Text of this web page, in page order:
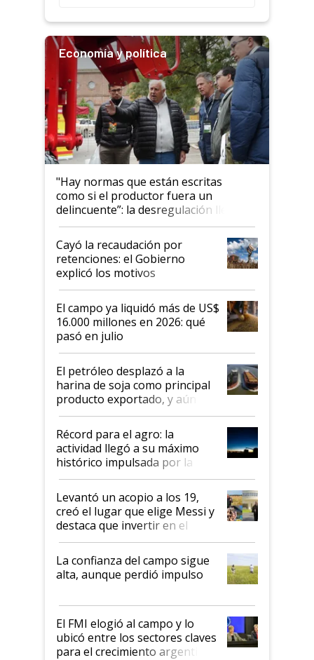
Economía y política
"Hay normas que están escritas
como si el productor fuera un
delincuente”: la desregulación llegó
al Congreso Aapresid y hasta se
habló del financiamiento al IPCVA
Cayó la recaudación por
retenciones: el Gobierno
explicó los motivos
El campo ya liquidó más de US$
16.000 millones en 2026: qué
pasó en julio
El petróleo desplazó a la
harina de soja como principal
producto exportado, y aún así
el agro aportó casi seis de cada
diez dólares y sostuvo el
liderazgo en un semestre
récord
Récord para el agro: la
actividad llegó a su máximo
histórico impulsada por la
cosecha y las exportaciones
Levantó un acopio a los 19,
creó el lugar que elige Messi y
destaca que invertir en el
kirchnerismo era como "darle
plata a un hijo para droga":
Juan Félix Rossetti, el libertario
que de una dura crisis salió
de Milei
La confianza del campo sigue
alta, aunque perdió impulso
El FMI elogió al campo y lo
ubicó entre los sectores claves
para el crecimiento argentino